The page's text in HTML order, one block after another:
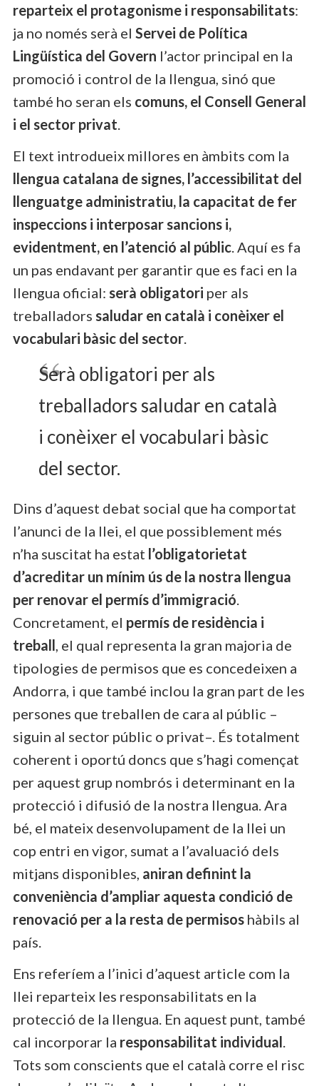
reparteix el protagonisme i responsabilitats:
ja no només serà el Servei de Política
Lingüística del Govern l’actor principal en la
promoció i control de la llengua, sinó que
també ho seran els comuns, el Consell General
i el sector privat.
El text introdueix millores en àmbits com la
llengua catalana de signes, l’accessibilitat del
llenguatge administratiu, la capacitat de fer
inspeccions i interposar sancions i,
evidentment, en l’atenció al públic. Aquí es fa
un pas endavant per garantir que es faci en la
llengua oficial: serà obligatori per als
treballadors saludar en català i conèixer el
vocabulari bàsic del sector.
Serà obligatori per als
treballadors saludar en català
i conèixer el vocabulari bàsic
del sector.
Dins d’aquest debat social que ha comportat
l’anunci de la llei, el que possiblement més
n’ha suscitat ha estat l’obligatorietat
d’acreditar un mínim ús de la nostra llengua
per renovar el permís d’immigració.
Concretament, el permís de residència i
treball, el qual representa la gran majoria de
tipologies de permisos que es concedeixen a
Andorra, i que també inclou la gran part de les
persones que treballen de cara al públic –
siguin al sector públic o privat–. És totalment
coherent i oportú doncs que s’hagi començat
per aquest grup nombrós i determinant en la
protecció i difusió de la nostra llengua. Ara
bé, el mateix desenvolupament de la llei un
cop entri en vigor, sumat a l’avaluació dels
mitjans disponibles, aniran definint la
conveniència d’ampliar aquesta condició de
renovació per a la resta de permisos hàbils al
país.
Ens referíem a l’inici d’aquest article com la
llei reparteix les responsabilitats en la
protecció de la llengua. En aquest punt, també
cal incorporar la responsabilitat individual.
Tots som conscients que el català corre el risc